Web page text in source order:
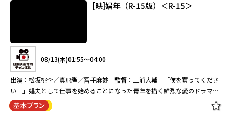
橋田壽賀子ドラマ「渡る世間は鬼ば
08/12(水)11:00～12:00
橋田壽賀子脚本による国民的ホームドラマ第9シリーズ。嫁いだ5人の娘た
ちと父親を中心に、それぞれの家庭や周囲の人々の暮らしを描く。
内田康夫原作・浅見光彦シリーズ第13弾。明石原人発掘調査に絡む女性記
者殺人事件に光彦の推理が冴え渡る！ 辰巳琢郎版・浅見光彦が見られる最
後の作品。
浅見光彦シリーズ「須磨明石殺人事
件」
[映]娼年（R-15版）＜R-15＞
08/13(木)01:55～04:00
出演：松坂桃李／真飛聖／冨手麻妙 監督：三浦大輔 「僕を買ってくださ
い―」娼夫として仕事を始めることになった青年を描く鮮烈な愛のドラマ。
（2018年 119分）